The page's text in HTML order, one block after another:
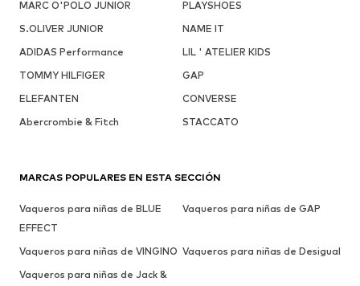
MARC O'POLO JUNIOR
PLAYSHOES
S.OLIVER JUNIOR
NAME IT
ADIDAS Performance
LIL ' ATELIER KIDS
TOMMY HILFIGER
GAP
ELEFANTEN
CONVERSE
Abercrombie & Fitch
STACCATO
MARCAS POPULARES EN ESTA SECCIÓN
Vaqueros para niñas de BLUE
EFFECT
Vaqueros para niñas de GAP
Vaqueros para niñas de VINGINO Vaqueros para niñas de Desigual
Vaqueros para niñas de Jack &